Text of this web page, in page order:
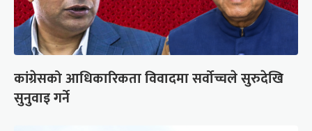
कांग्रेसको आधिकारिकता विवादमा सर्वोच्चले सुरुदेखि
सुनुवाइ गर्ने